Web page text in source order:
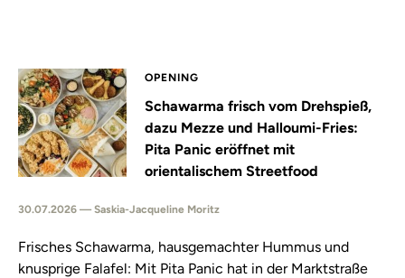
OPENING
Schawarma frisch vom Drehspieß,
dazu Mezze und Halloumi-Fries:
Pita Panic eröffnet mit
orientalischem Streetfood
30.07.2026 — Saskia-Jacqueline Moritz
Frisches Schawarma, hausgemachter Hummus und
knusprige Falafel: Mit Pita Panic hat in der Marktstraße